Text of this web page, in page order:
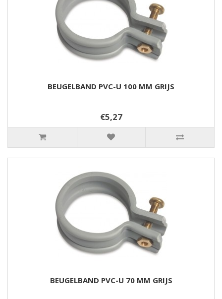
BEUGELBAND PVC-U 100 MM GRIJS
€5,27
BEUGELBAND PVC-U 70 MM GRIJS